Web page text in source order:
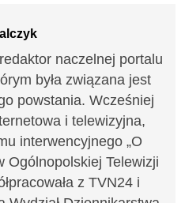
redaktor naczelnej portalu
była związana jest
powstania. Wcześniej
i telewizyjna,
interwencyjnego „O
Ogólnopolskiej Telewizji
z TVN24 i